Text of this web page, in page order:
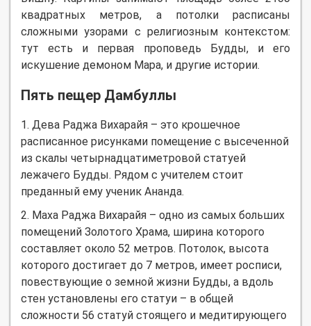
квадратных метров, а потолки расписаны
сложными узорами с религиозным контекстом:
тут есть и первая проповедь Будды, и его
искушение демоном Мара, и другие истории.
Пять пещер Дамбуллы
1. Дева Раджа Вихарайя – это крошечное
расписанное рисунками помещение с высеченной
из скалы четырнадцатиметровой статуей
лежачего Будды. Рядом с учителем стоит
преданный ему ученик Ананда.
2. Маха Раджа Вихарайя – одно из самых больших
помещений Золотого Храма, ширина которого
составляет около 52 метров. Потолок, высота
которого достигает до 7 метров, имеет росписи,
повествующие о земной жизни Будды, а вдоль
стен установлены его статуи – в общей
сложности 56 статуй стоящего и медитирующего